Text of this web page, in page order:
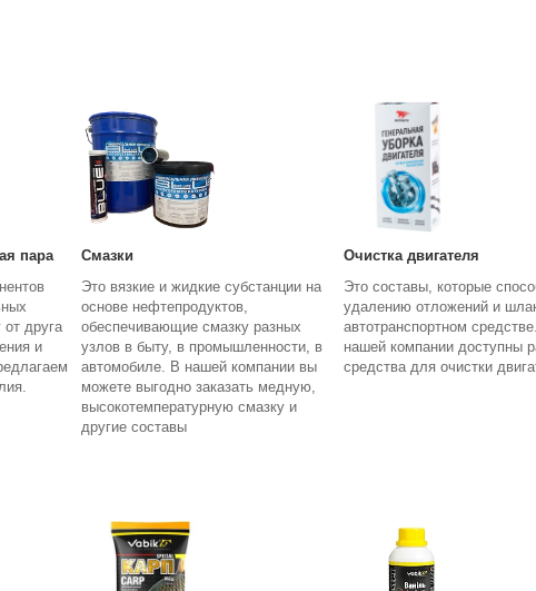
пара
друга
и
Смазки
Это вязкие и жидкие субстанции на
основе нефтепродуктов,
обеспечивающие смазку разных
узлов в быту, в промышленности, в
автомобиле. В нашей компании вы
можете выгодно заказать медную,
высокотемпературную смазку и
другие составы
Очистка двигателя
Это составы, которые
удалению отложений и
автотранспортном
нашей компании доступны
средства для очистки